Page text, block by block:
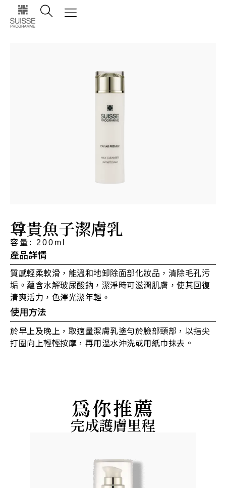
尊貴魚子潔膚乳
容量: 200ml
產品詳情
質感輕柔軟滑，能溫和地卸除面部化妝品，清除毛孔污
垢。蘊含水解玻尿酸鈉，潔淨時可滋潤肌膚，使其回復
清爽活力，色澤光潔年輕。
使用方法
於早上及晚上，取適量潔膚乳塗勻於臉部頸部，以指尖
打圈向上輕輕按摩，再用溫水沖洗或用紙巾抹去。
為你推薦
完成護膚里程